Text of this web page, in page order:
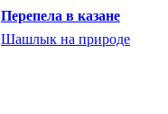
Перепела в казане
Шашлык на природе